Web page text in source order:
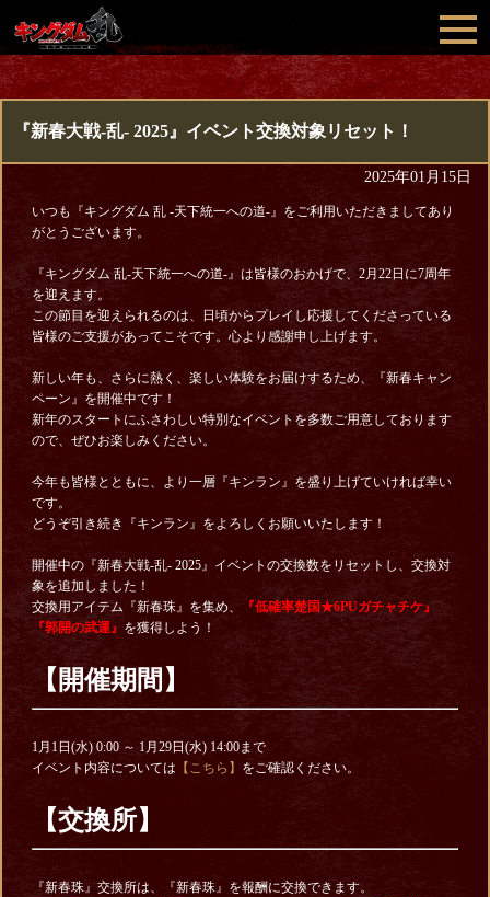
『新春大戦-乱- 2025』イベント交換対象リセット！
2025年01月15日
いつも『キングダム 乱 -天下統一への道-』をご利用いただきましてあり
がとうございます。
『キングダム 乱-天下統一への道-』は皆様のおかげで、2月22日に7周年
を迎えます。
この節目を迎えられるのは、日頃からプレイし応援してくださっている
皆様のご支援があってこそです。心より感謝申し上げます。
新しい年も、さらに熱く、楽しい体験をお届けするため、『新春キャン
ペーン』を開催中です！
新年のスタートにふさわしい特別なイベントを多数ご用意しております
ので、ぜひお楽しみください。
今年も皆様とともに、より一層『キンラン』を盛り上げていければ幸い
です。
どうぞ引き続き『キンラン』をよろしくお願いいたします！
開催中の『新春大戦-乱- 2025』イベントの交換数をリセットし、交換対
象を追加しました！
交換用アイテム『新春珠』を集め、
『低確率楚国★6PUガチャチケ』
『郭開の武運』 を獲得しよう！
【開催期間】
1月1日(水) 0:00 ～ 1月29日(水) 14:00まで
イベント内容については 【こちら】 をご確認ください。
【交換所】
『新春珠』交換所は、『新春珠』を報酬に交換できます。